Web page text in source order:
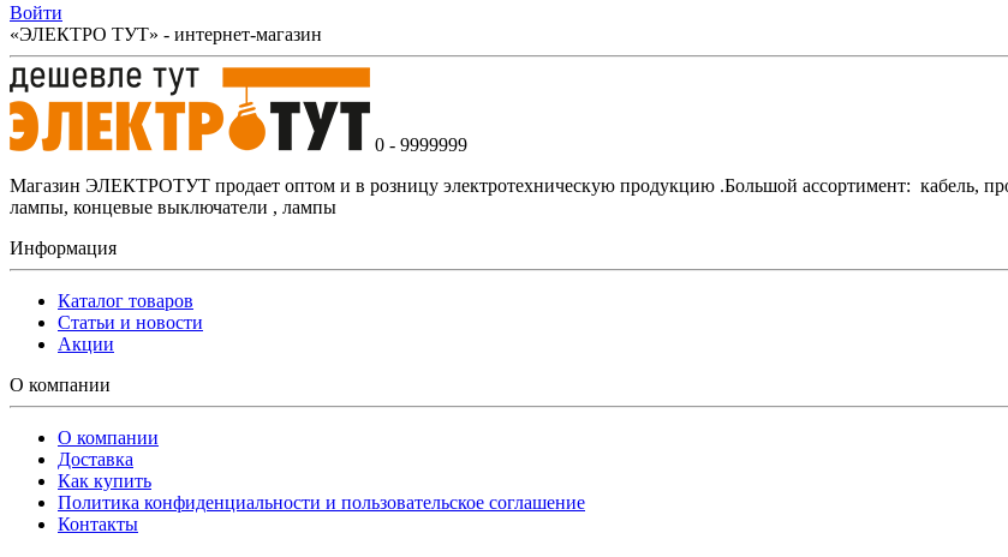
Войти
«ЭЛЕКТРО ТУТ» - интернет-магазин
0 - 9999999
Магазин ЭЛЕКТРОТУТ продает оптом и в розницу электротехническую продукцию .Большой ассортимент: кабель,
лампы, концевые выключатели , лампы
Информация
Каталог товаров
Статьи и новости
Акции
О компании
О компании
Доставка
Как купить
Политика конфиденциальности и пользовательское соглашение
Контакты